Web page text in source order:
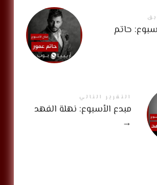
حاتم
التقرير التالي
مبدع الأسبوع: نهلة الفهد
→